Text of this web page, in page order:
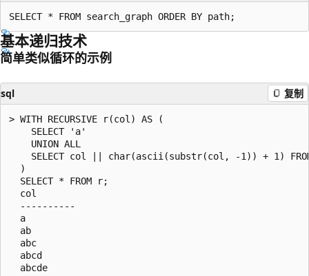
基本递归技术
简单类似循环的示例
sql 复制
> WITH RECURSIVE r(col) AS (
    SELECT 'a'
    UNION ALL
SELECT col || char(ascii(substr(col, -1)) + 1)
  )
  SELECT * FROM r;
  col
  ----------
  a
  ab
  abc
  abcd
  abcde